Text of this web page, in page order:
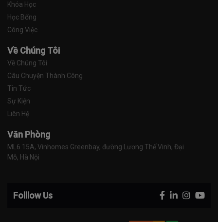
Khóa Học
Học Bổng
Công Việc
Về Chúng Tôi
Về Chúng Tôi
Câu Chuyện Thành Công
Tin Tức
Sự Kiện
Liên Hệ
Văn Phòng
ML6 15A, Vinhomes Greenbay, đường Lương Thế Vinh, Đại
Mỗ, Hà Nội
Folllow Us